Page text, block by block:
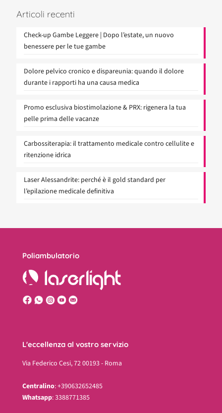
Articoli recenti
Check-up Gambe Leggere | Dopo l’estate, un nuovo
benessere per le tue gambe
Dolore pelvico cronico e dispareunia: quando il dolore
durante i rapporti ha una causa medica
Promo esclusiva biostimolazione & PRX: rigenera la tua
pelle prima delle vacanze
Carbossiterapia: il trattamento medicale contro cellulite e
ritenzione idrica
Laser Alessandrite: perché è il gold standard per
l’epilazione medicale definitiva
Poliambulatorio
L'eccellenza al vostro servizio
Via Federico Cesi, 72 00193 - Roma
Centralino: +390632652485
Whatsapp: 3388771385